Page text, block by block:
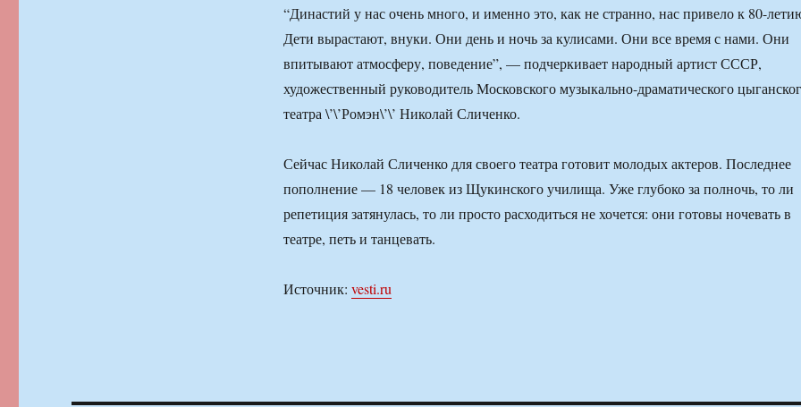
“Династий у нас очень много, и именно это, как не странно, нас привело к 80-
Дети вырастают, внуки. Они день и ночь за кулисами. Они все время с нами. Они
впитывают атмосферу, поведение”, — подчеркивает народный артист СССР,
художественный руководитель Московского музыкально-драматического
театра \’\’Ромэн\’\’ Николай Сличенко.
Сейчас Николай Сличенко для своего театра готовит молодых актеров. Последнее
пополнение — 18 человек из Щукинского училища. Уже глубоко за полночь, то ли
репетиция затянулась, то ли просто расходиться не хочется: они готовы ночевать в
театре, петь и танцевать.
Источник: vesti.ru